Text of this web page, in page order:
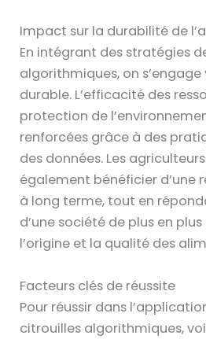
Impact sur la durabilité de
En intégrant des stratégies
algorithmiques, on
durable. L’efficacité des
protection de
renforcées grâce à des
des données. Les
également bénéficier d’une
à long terme, tout en
d’une société de plus en
l’origine et la qualité des
Facteurs clés de réussite
Pour réussir dans
citrouilles algorithmiques,